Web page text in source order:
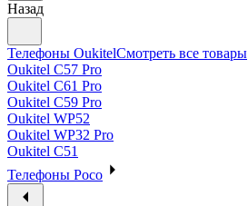
Назад
Телефоны OukitelСмотреть все товары
Oukitel C57 Pro
Oukitel C61 Pro
Oukitel C59 Pro
Oukitel WP52
Oukitel WP32 Pro
Oukitel C51
Телефоны Poco